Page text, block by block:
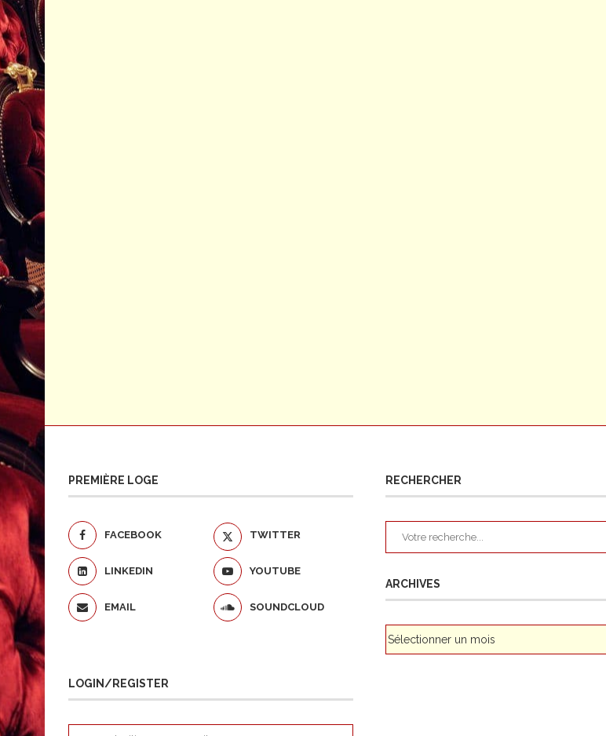
PREMIÈRE LOGE
FACEBOOK TWITTER
LINKEDIN YOUTUBE
EMAIL SOUNDCLOUD
LOGIN/REGISTER
RECHERCHER
ARCHIVES